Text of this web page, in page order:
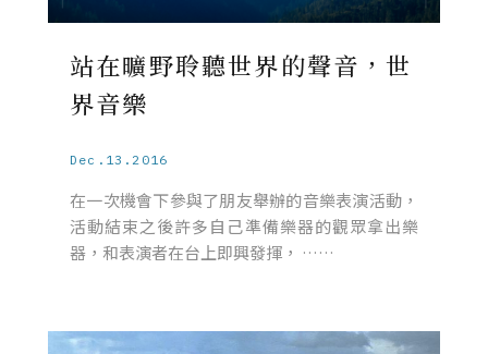
站在曠野聆聽世界的聲音，世
界音樂
Dec.13.2016
在一次機會下參與了朋友舉辦的音樂表演活動，
活動結束之後許多自己準備樂器的觀眾拿出樂
器，和表演者在台上即興發揮， ……